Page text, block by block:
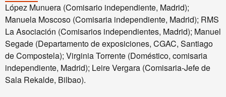
López Munuera (Comisario independiente, Madrid);
Manuela Moscoso (Comisaria independiente, Madrid); RMS
La Asociación (Comisarios independientes, Madrid); Manuel
Segade (Departamento de exposiciones, CGAC, Santiago
de Compostela); Virginia Torrente (Doméstico, comisaria
independiente, Madrid); Leire Vergara (Comisaria-Jefe de
Sala Rekalde, Bilbao).